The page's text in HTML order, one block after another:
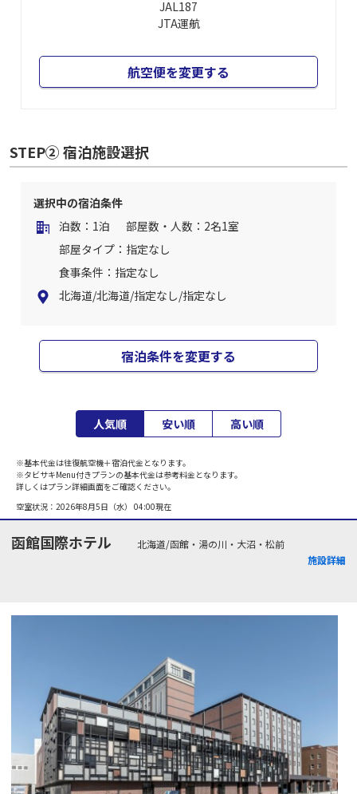
JAL187
JTA運航
航空便を変更する
STEP② 宿泊施設選択
選択中の宿泊条件
泊数：1泊
部屋数・人数：2名1室
部屋タイプ：指定なし
食事条件：指定なし
北海道/北海道/指定なし/指定なし
宿泊条件を変更する
人気順 安い順 高い順
※基本代金は往復航空機＋宿泊代金となります。
※タビサキMenu付きプランの基本代金は参考料金となります。
詳しくはプラン詳細画面をご確認ください。
空室状況： 2026年8月5日（水） 04:00現在
函館国際ホテル
北海道/函館・湯の川・大沼・松前
施設詳細